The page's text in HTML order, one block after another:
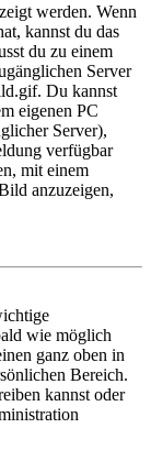
werden. Wenn
kannst du das
du zu einem
Server
Du kannst
eigenen PC
Server),
verfügbar
mit einem
anzuzeigen,
wie möglich
ganz oben in
Bereich.
kannst oder